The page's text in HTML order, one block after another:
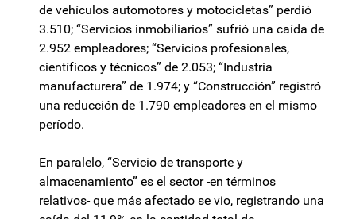
de vehículos automotores y motocicletas” perdió
3.510; “Servicios inmobiliarios” sufrió una caída de
2.952 empleadores; “Servicios profesionales,
científicos y técnicos” de 2.053; “Industria
manufacturera” de 1.974; y “Construcción” registró
una reducción de 1.790 empleadores en el mismo
período.
En paralelo, “Servicio de transporte y
almacenamiento” es el sector -en términos
relativos- que más afectado se vio, registrando una